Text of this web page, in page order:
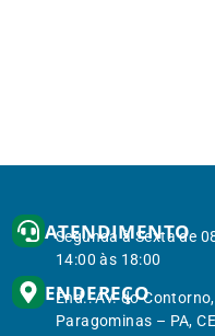
ATENDIMENTO
Segunda à Sexta de
14:00 às 18:00
ENDEREÇO
End.: Av. do
Paragominas – PA,